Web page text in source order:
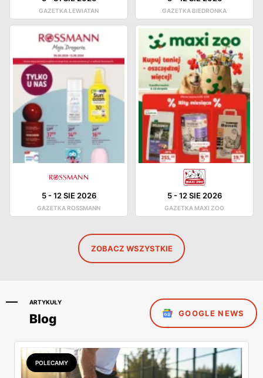
GAZETKA LEWIATAN GAZETKA BIEDRONKA
5-12 SIE 2026
GAZETKA ROSSMANN
5-12 SIE 2026
GAZETKA MAXI ZOO
ZOBACZ WSZYSTKIE
ARTYKUŁY
Blog GOOGLE NEWS
POLECAMY